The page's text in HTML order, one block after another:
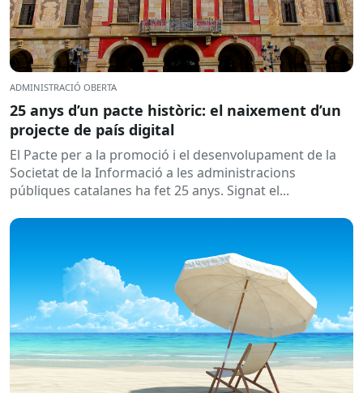
ADMINISTRACIÓ OBERTA
25 anys d’un pacte històric: el naixement d’un
projecte de país digital
El Pacte per a la promoció i el desenvolupament de la
Societat de la Informació a les administracions
públiques catalanes ha fet 25 anys. Signat el...